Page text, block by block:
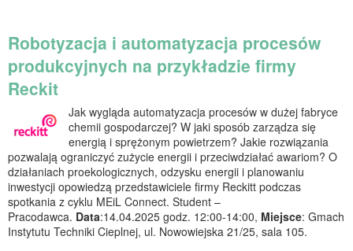
Robotyzacja i automatyzacja procesów
produkcyjnych na przykładzie firmy
Reckit
Jak wygląda automatyzacja procesów w dużej fabryce
chemii gospodarczej? W jaki sposób zarządza się
energią i sprężonym powietrzem? Jakie rozwiązania
pozwalają ograniczyć zużycie energii i przeciwdziałać awariom? O
działaniach proekologicznych, odzysku energii i planowaniu
inwestycji opowiedzą przedstawiciele firmy Reckitt podczas
spotkania z cyklu MEiL Connect. Student –
Pracodawca. Data:14.04.2025 godz. 12:00-14:00, Miejsce: Gmach
Instytutu Techniki Cieplnej, ul. Nowowiejska 21/25, sala 105.